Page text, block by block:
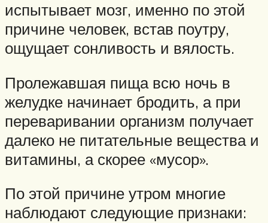
испытывает мозг, именно по этой
причине человек, встав поутру,
ощущает сонливость и вялость.
Пролежавшая пища всю ночь в
желудке начинает бродить, а при
переваривании организм получает
далеко не питательные вещества и
витамины, а скорее «мусор».
По этой причине утром многие
наблюдают следующие признаки: